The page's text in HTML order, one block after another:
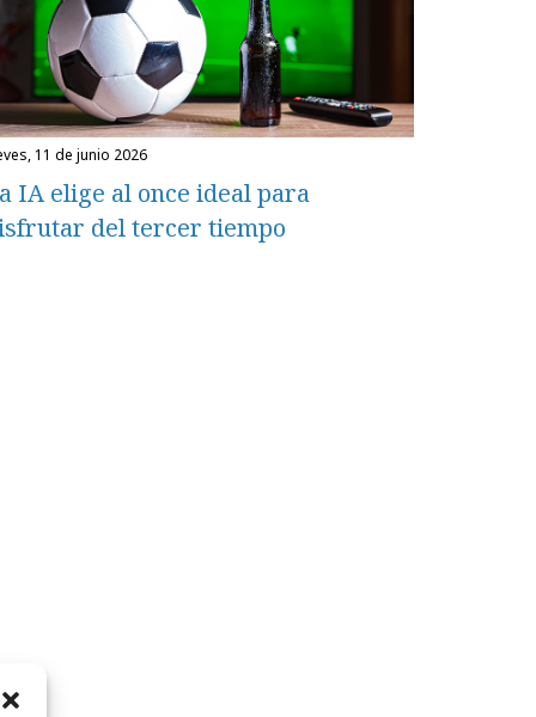
11 de junio 2026
IA elige al once ideal para
del tercer tiempo